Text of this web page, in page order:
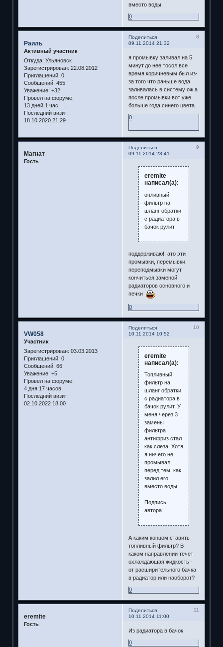
вместо воды.
0
Поделиться
8
09.11.2014 21:32
Раиль
Активный участник
Откуда: Ульяновск
Зарегистрирован: 22.08.2012
Приглашений: 0
Сообщений: 455
Уважение: +32
Провел на форуме:
13 дней 1 час
Последний визит:
18.10.2020 21:29
я промывку заливал на 5
минут.до нее тосол все
время коричневым был из-
за того что раньше вода
заливалась в систему ож.а
после промывки вот уже
больше года синего цвета.
0
Поделиться
9
09.11.2014 23:41
Магнат
Гость
eremite
написал(а):
опливный
фильтр на
шланг обратки
с радиатора в
бачок рулит
поддерживаю!! ато эти
промывки, перемывки,
переподмывки могут
кончиться заменой
радиаторов основного и
печки
0
Поделиться
10
10.11.2014 10:52
VW058
Участник
Зарегистрирован: 03.03.2013
Приглашений: 0
Сообщений: 66
Уважение: +5
Провел на форуме:
4 дня 17 часов
Последний визит:
02.10.2022 18:00
eremite
написал(а):
Топливный
фильтр на
шланг обратки
с радиатора в
бачок рулит. У
меня через 3
замены
фильтра
антифриз стал
как слеза. Хотя
я ничего не
промывал
перед тем, как
залил его
вместо воды.
Подпись
автора
А каким концом ставить
топливный фильтр? В
каком направлении течет
охлаждающая жидкость -
от расширительного бачка
в радиатор или наоборот?
0
Поделиться
11
10.11.2014 11:00
eremite
Гость
Из радиатора в бачок.
0